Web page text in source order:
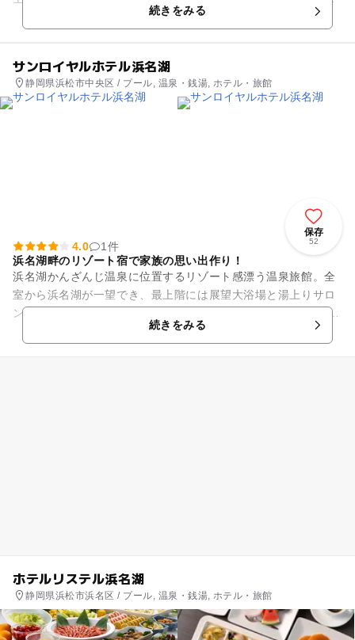
続きをみる
サンロイヤルホテル浜名湖
静岡県浜松市中央区 / プール, 温泉・銭湯, ホテル・旅館
保存
52
4.0
1件
浜名湖畔のリゾート宿で家族の思い出作り！
浜名湖かんざんじ温泉に位置するリゾート感漂う温泉旅館。全
室から浜名湖が一望でき、最上階には展望大浴場と湯上りサロ
ン、屋上には露天風呂まである癒しの空間です。 ホテル内に小
さなお子さんでもプール...続きをみる
ホテルリステル浜名湖
静岡県浜松市浜名区 / プール, 温泉・銭湯, ホテル・旅館